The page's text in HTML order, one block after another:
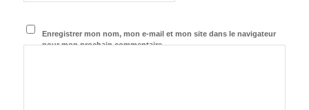
Enregistrer mon nom, mon e-mail et mon site dans le navigateur
pour mon prochain commentaire.